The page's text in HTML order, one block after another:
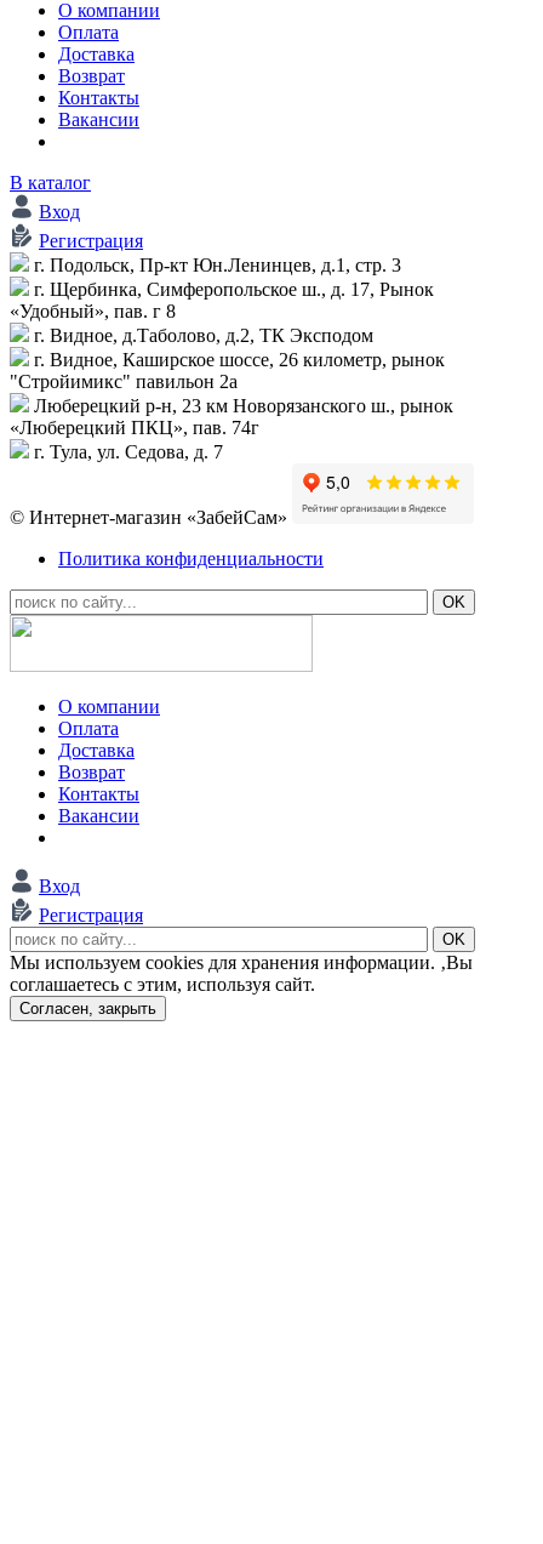
О компании
Оплата
Доставка
Возврат
Контакты
Вакансии
В каталог
Вход
Регистрация
г. Подольск, Пр-кт Юн.Ленинцев, д.1, стр. 3
г. Щербинка, Симферопольское ш., д. 17, Рынок
«Удобный», пав. г 8
г. Видное, д.Таболово, д.2, ТК Эксподом
г. Видное, Каширское шоссе, 26 километр, рынок
"Стройимикс" павильон 2а
Люберецкий р-н, 23 км Новорязанского ш., рынок
«Люберецкий ПКЦ», пав. 74г
г. Тула, ул. Седова, д. 7
© Интернет-магазин «ЗабейСам»
Политика конфиденциальности
О компании
Оплата
Доставка
Возврат
Контакты
Вакансии
Вход
Регистрация
Мы используем cookies для хранения информации. ‚Вы
соглашаетесь с этим, используя сайт.
Согласен, закрыть